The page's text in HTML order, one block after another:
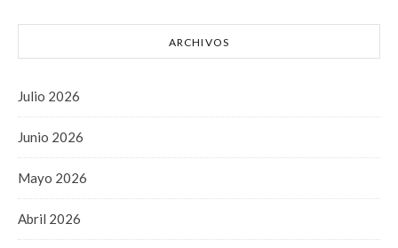
ARCHIVOS
Julio 2026
Junio 2026
Mayo 2026
Abril 2026